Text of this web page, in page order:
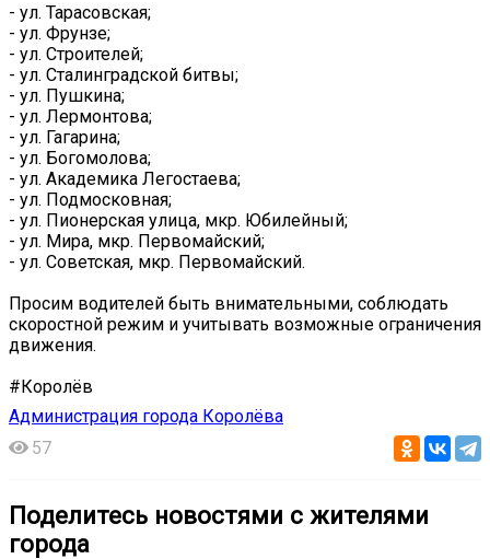
- ул. Тарасовская;
- ул. Фрунзе;
- ул. Строителей;
- ул. Сталинградской битвы;
- ул. Пушкина;
- ул. Лермонтова;
- ул. Гагарина;
- ул. Богомолова;
- ул. Академика Легостаева;
- ул. Подмосковная;
- ул. Пионерская улица, мкр. Юбилейный;
- ул. Мира, мкр. Первомайский;
- ул. Советская, мкр. Первомайский.
️Просим водителей быть внимательными, соблюдать
скоростной режим и учитывать возможные ограничения
движения.
#Королёв
Администрация города Королёва
57
Поделитесь новостями с жителями
города